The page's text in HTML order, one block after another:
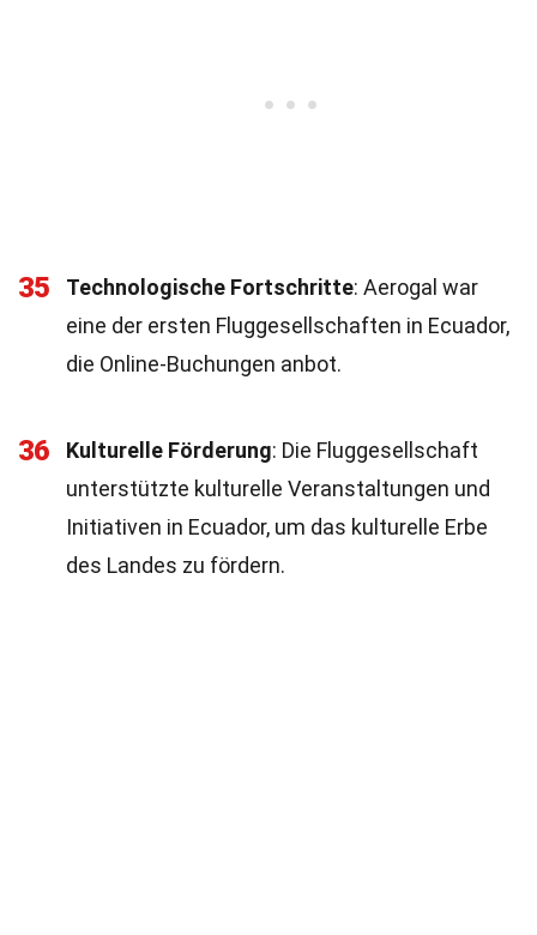
35 Technologische Fortschritte: Aerogal war
eine der ersten Fluggesellschaften in Ecuador,
die Online-Buchungen anbot.
36 Kulturelle Förderung: Die Fluggesellschaft
unterstützte kulturelle Veranstaltungen und
Initiativen in Ecuador, um das kulturelle Erbe
des Landes zu fördern.